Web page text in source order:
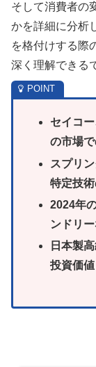
そして消費者の
かを詳細に分析
を格付けする際
深く理解できる
セイコ
の市場
スプリ
特定技
2024年
ンドリ
日本製
投資価